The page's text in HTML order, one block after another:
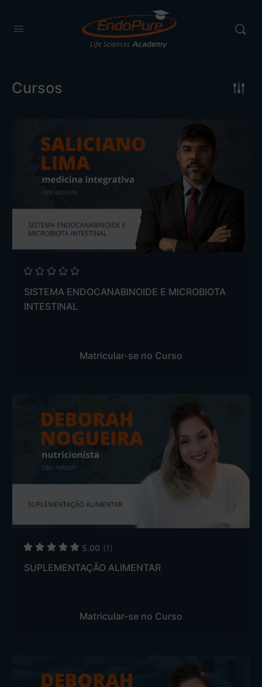
Cursos
SISTEMA ENDOCANABINOIDE E MICROBIOTA
INTESTINAL
Matricular-se no Curso
5.00 (1)
SUPLEMENTAÇÃO ALIMENTAR
Matricular-se no Curso